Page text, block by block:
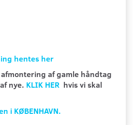
hentes her
af gamle håndtag
nye. KLIK HER hvis vi skal
i KØBENHAVN.